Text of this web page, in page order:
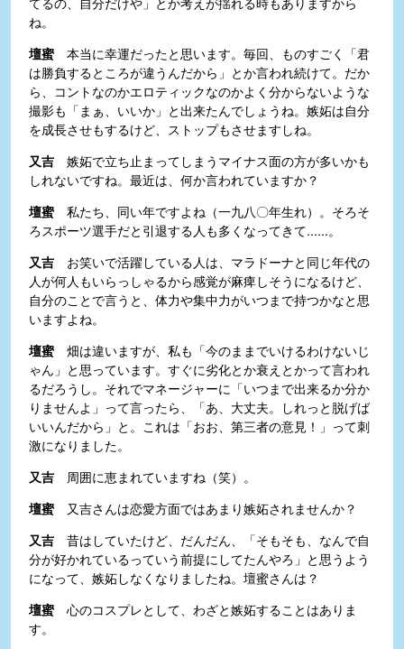
ね。
壇蜜 本当に幸運だったと思います。毎回、ものすごく「君
は勝負するところが違うんだから」とか言われ続けて。だか
ら、コントなのかエロティックなのかよく分からないような
撮影も「まぁ、いいか」と出来たんでしょうね。嫉妬は自分
を成長させもするけど、ストップもさせますしね。
又吉 嫉妬で立ち止まってしまうマイナス面の方が多いかも
しれないですね。最近は、何か言われていますか？
壇蜜 私たち、同い年ですよね（一九八〇年生れ）。そろそ
ろスポーツ選手だと引退する人も多くなってきて......。
又吉 お笑いで活躍している人は、マラドーナと同じ年代の
人が何人もいらっしゃるから感覚が麻痺しそうになるけど、
自分のことで言うと、体力や集中力がいつまで持つかなと思
いますよね。
壇蜜 畑は違いますが、私も「今のままでいけるわけないじ
ゃん」と思っています。すぐに劣化とか衰えとかって言われ
るだろうし。それでマネージャーに「いつまで出来るか分か
りませんよ」って言ったら、「あ、大丈夫。しれっと脱げば
いいんだから」と。これは「おお、第三者の意見！」って刺
激になりました。
又吉 周囲に恵まれていますね（笑）。
壇蜜 又吉さんは恋愛方面ではあまり嫉妬されませんか？
又吉 昔はしていたけど、だんだん、「そもそも、なんで自
分が好かれているっていう前提にしてたんやろ」と思うよう
になって、嫉妬しなくなりましたね。壇蜜さんは？
壇蜜 心のコスプレとして、わざと嫉妬することはありま
す。